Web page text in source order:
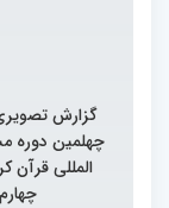
گزارش
چهلمین دوره
المللی